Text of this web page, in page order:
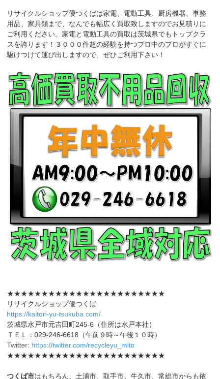
リサイクルショップ優つくばは家電、電動工具、厨房機器、事務
用品、家具類まで、なんでも幅広く買取致しますのでお見積りに
ご利用ください。家電と電動工具の買取は茨城県でもトップクラ
スを誇ります！３０００件超の経験を持つプロ中のプロがすぐに
駆けつけて運び出しますので、ぜひご利用下さい！
★★★★★★★★★★★★★★★★★★★★★★★
リサイクルショップ優つくば
https://kaitori-yu-tsukuba.com/
茨城県水戸市元吉田町245-6（住所は水戸本社）
ＴＥＬ：029-246-6618（午前９時～午後１０時）
Twitter: https://twitter.com/recycleyu_mito
★★★★★★★★★★★★★★★★★★★★★★★
つくば市はもちろん、土浦市、取手市、牛久市、常総市からも依